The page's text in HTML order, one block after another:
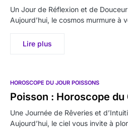
Un Jour de Réflexion et de
Aujourd’hui, le cosmos murmure à
Lire plus
HOROSCOPE DU JOUR POISSONS
Poisson : Horoscope
Une Journée de Rêveries et
Aujourd’hui, le ciel vous invite à